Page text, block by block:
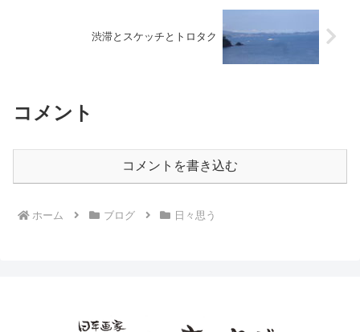
渋滞とスケッチとトロタク
コメント
コメントを書き込む
ホーム ブログ 日々思う